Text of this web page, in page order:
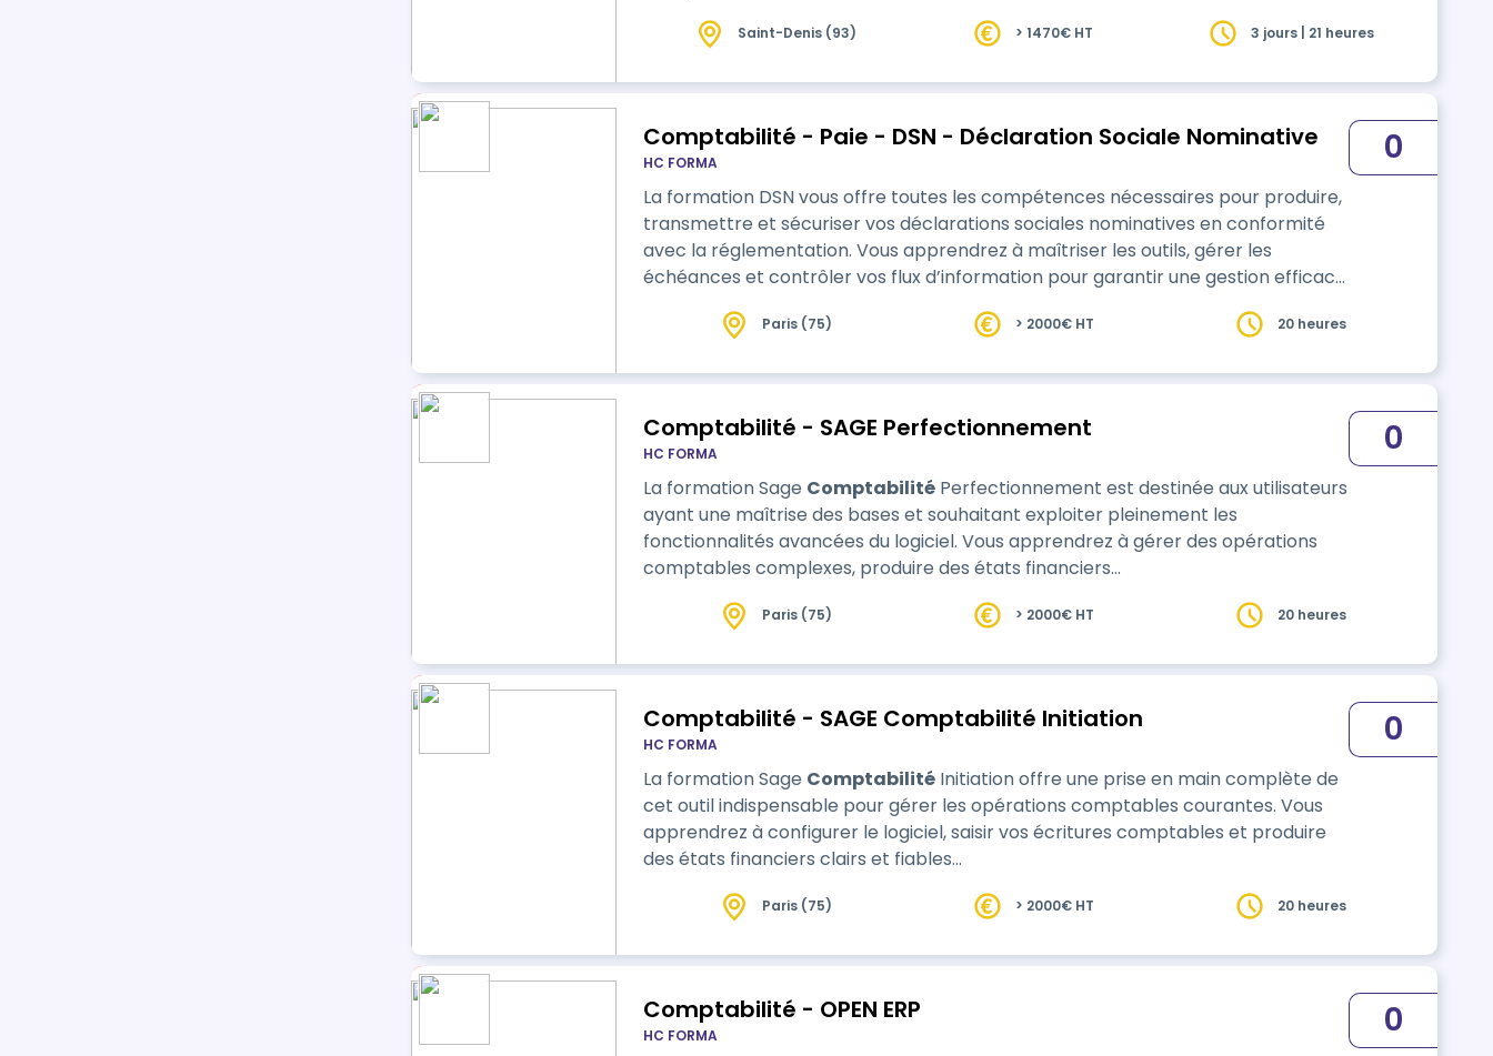
Saint-Denis (93) > 1470€ HT 3 jours | 21 heures
Comptabilité - Paie - DSN - Déclaration Sociale Nominative
HC FORMA
La formation DSN vous offre toutes les compétences nécessaires pour produire,
transmettre et sécuriser vos déclarations sociales nominatives en conformité
avec la réglementation. Vous apprendrez à maîtriser les outils, gérer les
échéances et contrôler vos flux d’information pour garantir une gestion efficace
d’intégrer facilement la DSN dans votre organisation, de simplifier vos processus
0
Paris (75) > 2000€ HT 20 heures
Comptabilité - SAGE Perfectionnement
HC FORMA
La formation Sage ComptabilitéPerfectionnement est destinée aux utilisateurs
ayant une maîtrise des bases et souhaitant exploiter pleinement les
fonctionnalités avancées du logiciel. Vous apprendrez à gérer des opérations
comptables complexes, produire des états financiers…
0
Paris (75) > 2000€ HT 20 heures
Comptabilité - SAGE Comptabilité Initiation
HC FORMA
La formation Sage ComptabilitéInitiation offre une prise en main complète de
cet outil indispensable pour gérer les opérations comptables courantes. Vous
apprendrez à configurer le logiciel, saisir vos écritures comptables et produire
des états financiers clairs et fiables…
0
Paris (75) > 2000€ HT 20 heures
Comptabilité - OPEN ERP
HC FORMA 0